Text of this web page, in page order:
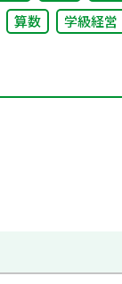
算数 学級経営